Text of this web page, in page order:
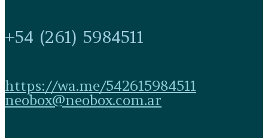
+54 (261) 5984511
https://wa.me/542615984511
neobox@neobox.com.ar